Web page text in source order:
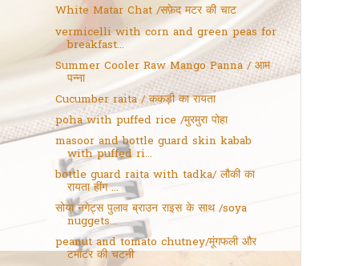
White Matar Chat /सफ़ेद मटर की चाट
vermicelli with corn and green peas for
breakfast...
Summer Cooler Raw Mango Panna / आम
पन्ना
Cucumber raita / ककड़ी का रायता
poha with puffed rice /मुरमुरा पोहा
masoor and bottle guard skin kabab
with puffed ri...
bottle guard raita with tadka/ लौकी का
रायता हींग ...
सोया नगेट्स पुलाव ब्राउन राइस के साथ /soya
nuggets...
peanut and tomato chutney/मूंगफली और
टमाटर की चटनी